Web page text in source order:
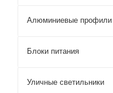
Алюминиевые профили
Блоки питания
Уличные светильники